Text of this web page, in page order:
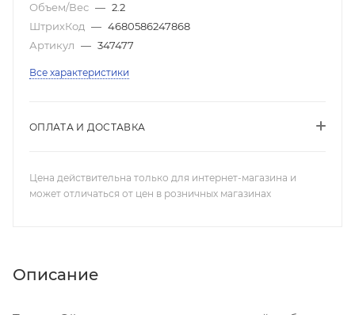
Объем/Вес — 2.2
ШтрихКод — 4680586247868
Артикул — 347477
Все характеристики
ОПЛАТА И ДОСТАВКА
Цена действительна только для интернет-магазина и
может отличаться от цен в розничных магазинах
Описание